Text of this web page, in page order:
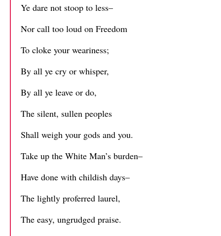
Ye dare not stoop to less–
Nor call too loud on Freedom
To cloke your weariness;
By all ye cry or whisper,
By all ye leave or do,
The silent, sullen peoples
Shall weigh your gods and you.
Take up the White Man’s burden–
Have done with childish days–
The lightly proferred laurel,
The easy, ungrudged praise.